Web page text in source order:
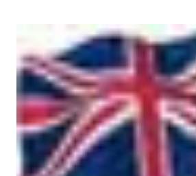
connettere. Generalmente smb://
indirizzo di un computer della rete
Cliccando su Connetti , compaiono le
Cliccando come ospite e di seguito su
questo punto basta scegliere la
vuole accedere A questo punto il Mac
della cartella scelta